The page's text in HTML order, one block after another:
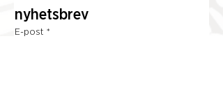
nyhetsbrev
E-post *